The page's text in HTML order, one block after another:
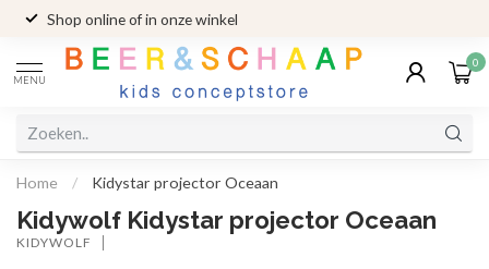
Shop online of in onze winkel
MENU
0
Home / Kidystar projector Oceaan
Kidywolf Kidystar projector Oceaan
KIDYWOLF